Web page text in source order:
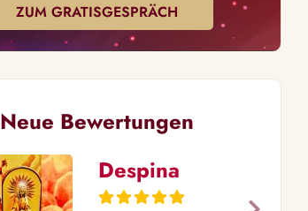
ZUM GRATISGESPRÄCH
Neue Bewertungen
Despina